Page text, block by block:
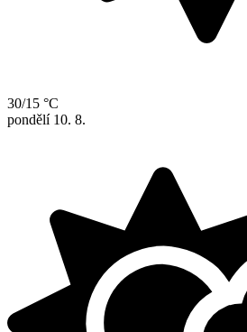
30/15 °C
pondělí 10. 8.